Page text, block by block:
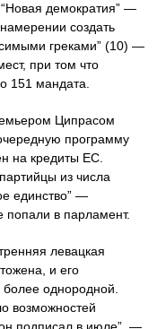
демократия” —
создать
греками” (10) —
при том что
151 мандата.
Ципрасом
программу
на кредиты ЕС.
из числа
единство” —
попали в парламент.
левацкая
и его
однородной.
возможностей